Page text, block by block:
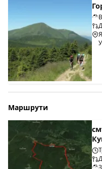
Маршрути